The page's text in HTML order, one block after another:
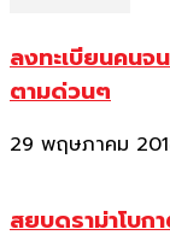
ลงทะเบียนคนจ
ตามด่วนๆ
29 พฤษภาคม
สยบดราม่าโบ